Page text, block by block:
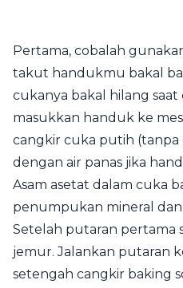
Pertama, cobalah
takut handukmu bakal
cukanya bakal hilang saat
masukkan handuk ke
cangkir cuka putih (tanpa
dengan air panas jika
Asam asetat dalam cuka
penumpukan mineral
Setelah putaran pertama
jemur. Jalankan putaran
setengah cangkir baking